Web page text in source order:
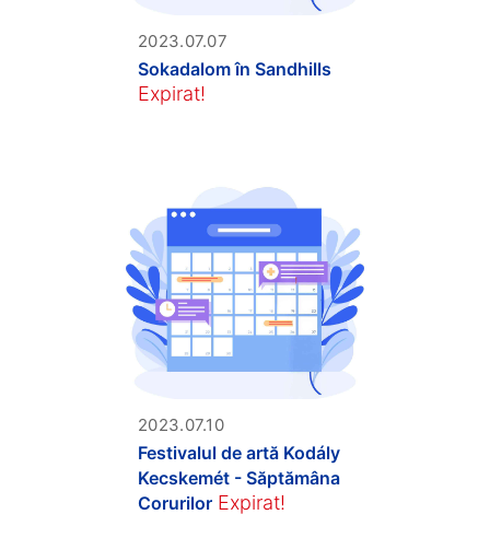
2023.07.07
Sokadalom în Sandhills
Expirat!
2023.07.10
Festivalul de artă Kodály
Kecskemét - Săptămâna
Corurilor Expirat!